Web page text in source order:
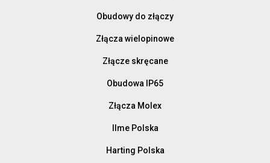
Obudowy do złączy
Złącza wielopinowe
Złącze skręcane
Obudowa IP65
Złącza Molex
Ilme Polska
Harting Polska